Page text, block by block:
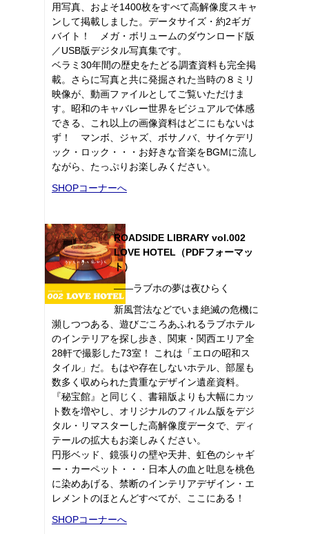
用写真、およそ1400枚をすべて高解像度スキャ
ンして掲載しました。データサイズ・約2ギガ
バイト！ メガ・ボリュームのダウンロード版
／USB版デジタル写真集です。
ベラミ30年間の歴史をたどる調査資料も完全掲
載。さらに写真と共に発掘された当時の８ミリ
映像が、動画ファイルとしてご覧いただけま
す。昭和のキャバレー世界をビジュアルで体感
できる、これ以上の画像資料はどこにもないは
ず！ マンボ、ジャズ、ボサノバ、サイケデリ
ック・ロック・・・お好きな音楽をBGMに流し
ながら、たっぷりお楽しみください。
SHOPコーナーへ
ROADSIDE LIBRARY vol.002
LOVE HOTEL（PDFフォーマッ
ト）
――ラブホの夢は夜ひらく
新風営法などでいま絶滅の危機に
瀕しつつある、遊びごころあふれるラブホテル
のインテリアを探し歩き、関東・関西エリア全
28軒で撮影した73室！ これは「エロの昭和ス
タイル」だ。もはや存在しないホテル、部屋も
数多く収められた貴重なデザイン遺産資料。
『秘宝館』と同じく、書籍版よりも大幅にカッ
ト数を増やし、オリジナルのフィルム版をデジ
タル・リマスターした高解像度データで、ディ
テールの拡大もお楽しみください。
円形ベッド、鏡張りの壁や天井、虹色のシャギ
ー・カーペット・・・日本人の血と吐息を桃色
に染めあげる、禁断のインテリアデザイン・エ
レメントのほとんどすべてが、ここにある！
SHOPコーナーへ